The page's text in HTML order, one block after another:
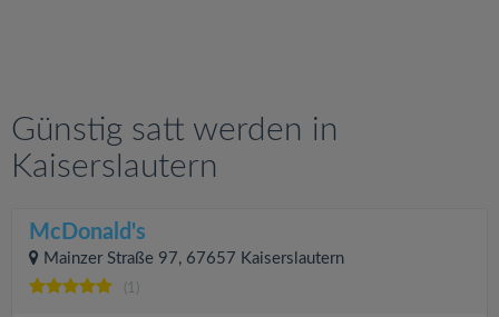
Günstig satt werden in
Kaiserslautern
McDonald's
Mainzer Straße 97, 67657 Kaiserslautern
(1)